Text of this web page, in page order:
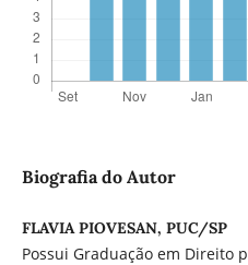
Biografia do Autor
FLAVIA PIOVESAN, PUC/SP
Possui Graduação em Direito